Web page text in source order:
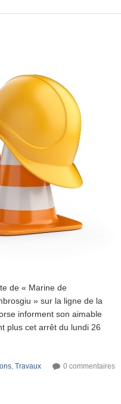
de « Marine de
» sur la ligne de la
informent son aimable
plus cet arrêt du lundi 26
, Travaux 0 commentaires